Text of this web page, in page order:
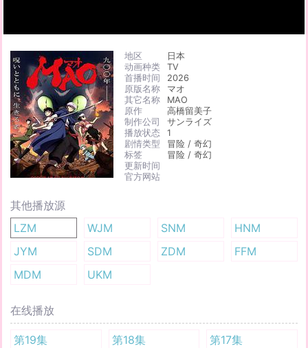
地区
日本
动画种类
TV
首播时间
2026
原版名称
マオ
其它名称
MAO
原作
高橋留美子
制作公司
サンライズ
播放状态
1
剧情类型
冒险 / 奇幻
标签
冒险 / 奇幻
更新时间
官方网站
其他播放源
LZM
WJM SNM
HNM
JYM
SDM ZDM
FFM
MDM
UKM
在线播放
第19集 第18集
第17集